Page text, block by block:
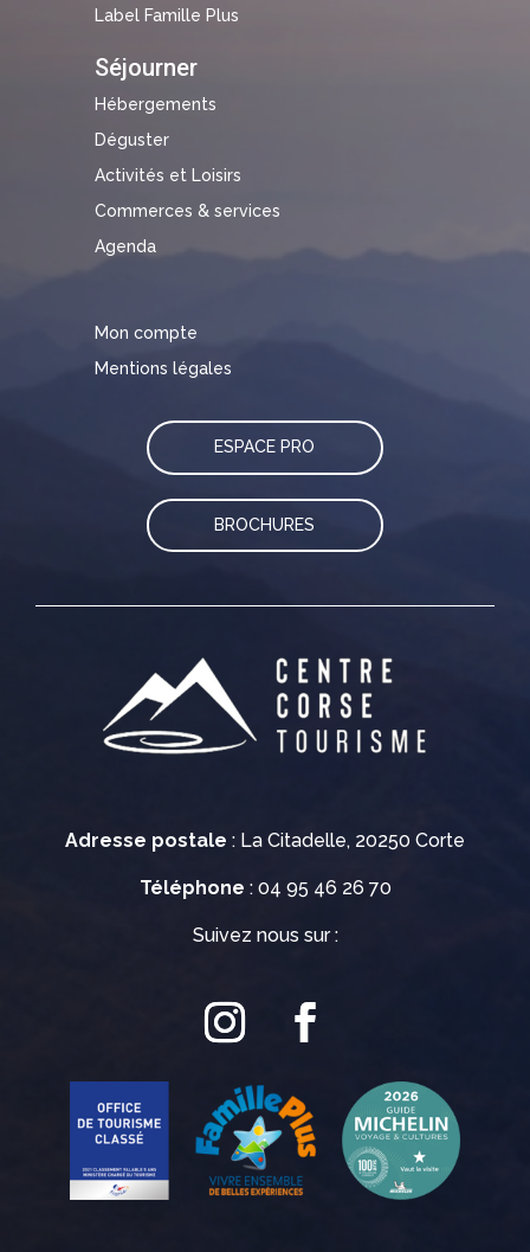
Adresse postale : La Citadelle, 20250 Corte
Téléphone : 04 95 46 26 70
Suivez nous sur :
Label Famille Plus
Séjourner
Hébergements
Déguster
Activités et Loisirs
Commerces & services
Agenda
Mon compte
Mentions légales
ESPACE PRO
BROCHURES